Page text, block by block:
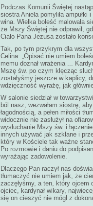
Podczas Komunii Świętej
siostra Aniela pomyliła ampułki
wina. Wielka boleść malowała
że Mszy Świętej nie odprawił,
Ciało Pana Jezusa zostało
Tak, po tym przykrym dla
Celina: „Opisać nie umiem
memu doznał wrażenia ...
Mszę św. po czym klęcząc
zostałyśmy jeszcze w kaplicy,
wdzięczność wyrażę, jak
W salonie siedział w
ból nasz, wezwałam siostrę,
łagodnością, a pełen miłości
widocznie nie zasłużył na
wysłuchanie Mszy św. i
innych używać jak szklane i
który w Kościele tak ważne
Po rozmowie i daniu do
wyrażając zadowolenie.
Dlaczego Pan raczył nas
tłumaczyć nie umiem jak, że
zaczęłyśmy, a ten, który ojcem
ojciec, kardynał wikary,
się on cieszyć nie mógł z